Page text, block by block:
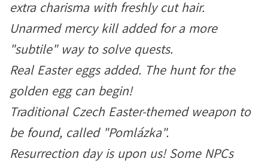
extra charisma with freshly cut hair.
Unarmed mercy kill added for a more
"subtile" way to solve quests.
Real Easter eggs added. The hunt for the
golden egg can begin!
Traditional Czech Easter-themed weapon to
be found, called "Pomlázka".
Resurrection day is upon us! Some NPCs